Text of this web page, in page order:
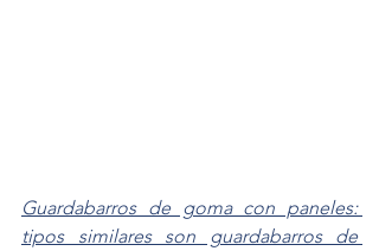
Guardabarros de goma con paneles:
tipos similares son guardabarros de